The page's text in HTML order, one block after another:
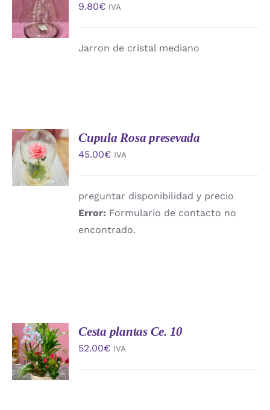
CARRITO
/
DETALLES
9.80€ IVA
Jarron de cristal mediano
AÑADIR
AL
CARRITO
/
DETALLES
Cupula Rosa presevada
45.00€ IVA
preguntar disponibilidad y precio
Error: Formulario de contacto no
encontrado.
AÑADIR
AL
CARRITO
/
DETALLES
Cesta plantas Ce. 10
52.00€ IVA